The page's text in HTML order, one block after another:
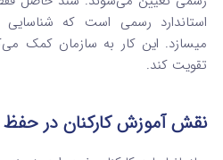
استاندارد رسمی است که شناسایی
میسازد. این کار به سازمان کمک
تقویت کند.
نقش آموزش کارکنان در